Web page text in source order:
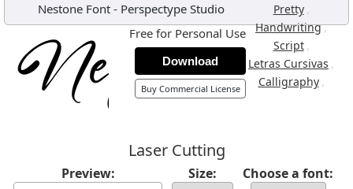
Nestone Font - Perspectype Studio Pretty ,
Handwriting,
Script ,
Letras Cursivas ,
Calligraphy ,
Free for Personal Use
Download
Buy Commercial License
Laser Cutting
Preview: Size: Choose a font: